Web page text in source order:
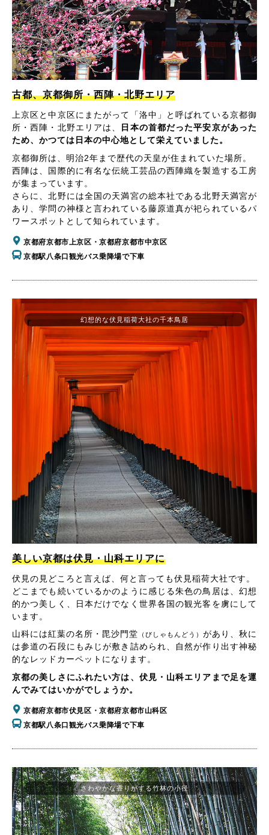
古都、京都御所・西陣・北野エリア
上京区と中京区にまたがって「洛中」と呼ばれている京都御
所・西陣・北野エリアは、
日本の首都だった平安京があった
ため、かつては日本の中心地として栄えていました。
京都御所は、明治2年まで歴代の天皇が住まれていた場所。
西陣は、国際的に有名な伝統工芸品の西陣織を製造する工房
が集まっています。
さらに、北野には全国の天満宮の総本社である北野天満宮が
あり、学問の神様と言われている藤原道真が祀られているパ
ワースポットとして知られています。
京都府京都市上京区・京都府京都市中京区
京都駅八条口観光バス乗降場で下車
美しい京都は伏見・山科エリアに
伏見の見どころと言えば、何と言っても伏見稲荷大社です。
どこまでも続いているかのように感じる朱色の鳥居は、幻想
的かつ美しく、日本だけでなく世界各国の観光客を虜にして
います。
山科には紅葉の名所・毘沙門堂 （びしゃもんどう） があり、秋に
は参道の石段にもみじが敷き詰められ、自然が作り出す神秘
的なレッドカーペットになります。
京都の美しさにふれたい方は、伏見・山科エリアまで足を運
んでみてはいかがでしょうか。
京都府京都市伏見区・京都府京都市山科区
京都駅八条口観光バス乗降場で下車
幻想的な伏見稲荷大社の千本鳥居
さわやかな香りがする竹林の小径